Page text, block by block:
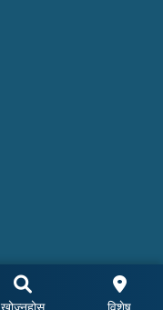
खोज्नुहोस् विशेष